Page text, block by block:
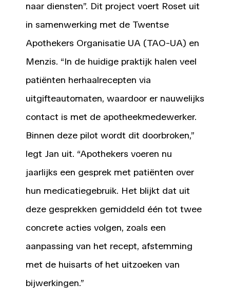
naar diensten”. Dit project voert Roset uit
in samenwerking met de Twentse
Apothekers Organisatie UA (TAO-UA) en
Menzis. “In de huidige praktijk halen veel
patiënten herhaalrecepten via
uitgifteautomaten, waardoor er nauwelijks
contact is met de apotheekmedewerker.
Binnen deze pilot wordt dit doorbroken,”
legt Jan uit. “Apothekers voeren nu
jaarlijks een gesprek met patiënten over
hun medicatiegebruik. Het blijkt dat uit
deze gesprekken gemiddeld één tot twee
concrete acties volgen, zoals een
aanpassing van het recept, afstemming
met de huisarts of het uitzoeken van
bijwerkingen.”